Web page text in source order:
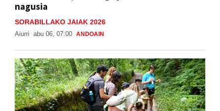
nagusia
SORABILLAKO JAIAK 2026
Aiurri abu 06, 07:00 ANDOAIN